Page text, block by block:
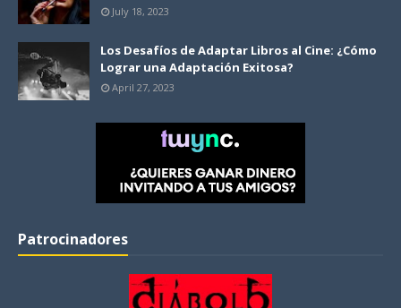
July 18, 2023
Los Desafíos de Adaptar Libros al Cine: ¿Cómo
Lograr una Adaptación Exitosa?
April 27, 2023
Patrocinadores